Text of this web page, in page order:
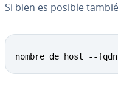
Si bien es posible
nombre de host --fqdn